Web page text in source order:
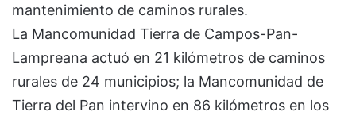
mantenimiento de caminos rurales.
La Mancomunidad Tierra de Campos-Pan-
Lampreana actuó en 21 kilómetros de caminos
rurales de 24 municipios; la Mancomunidad de
Tierra del Pan intervino en 86 kilómetros en los